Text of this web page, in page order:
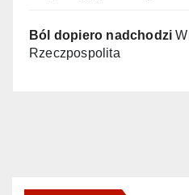
Ból dopiero nadchodzi
Rzeczpospolita